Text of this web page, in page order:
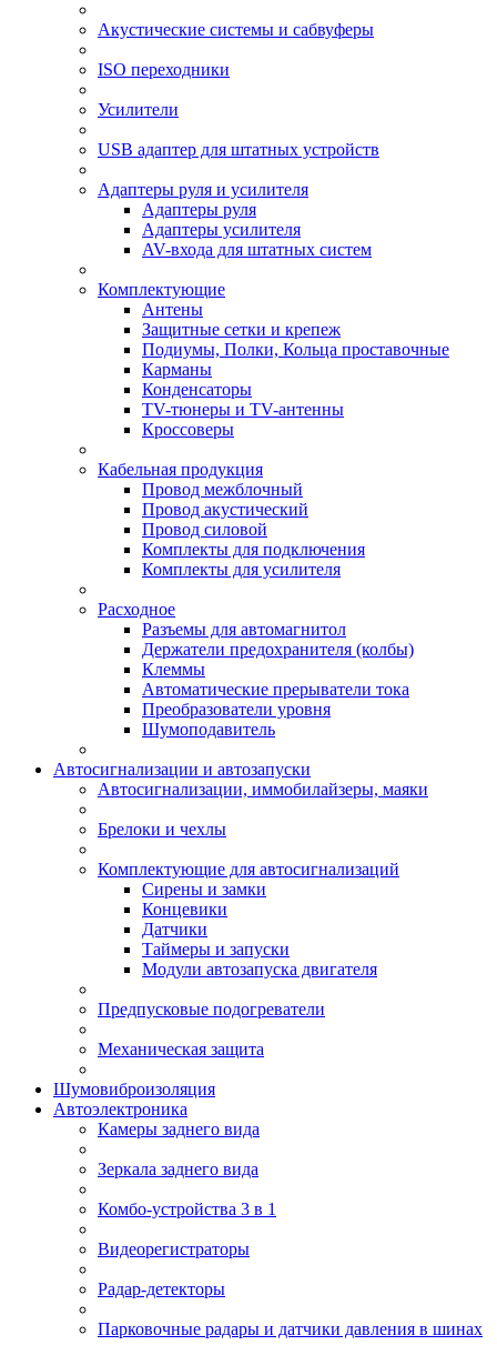
Акустические системы и сабвуферы
ISO переходники
Усилители
USB адаптер для штатных устройств
Адаптеры руля и усилителя
Адаптеры руля
Адаптеры усилителя
AV-входа для штатных систем
Комплектующие
Антены
Защитные сетки и крепеж
Подиумы, Полки, Кольца проставочные
Карманы
Конденсаторы
TV-тюнеры и TV-антенны
Кроссоверы
Кабельная продукция
Провод межблочный
Провод акустический
Провод силовой
Комплекты для подключения
Комплекты для усилителя
Расходное
Разъемы для автомагнитол
Держатели предохранителя (колбы)
Клеммы
Автоматические прерыватели тока
Преобразователи уровня
Шумоподавитель
Автосигнализации и автозапуски
Автосигнализации, иммобилайзеры, маяки
Брелоки и чехлы
Комплектующие для автосигнализаций
Сирены и замки
Концевики
Датчики
Таймеры и запуски
Модули автозапуска двигателя
Предпусковые подогреватели
Механическая защита
Шумовиброизоляция
Автоэлектроника
Камеры заднего вида
Зеркала заднего вида
Комбо-устройства 3 в 1
Видеорегистраторы
Радар-детекторы
Парковочные радары и датчики давления в шинах